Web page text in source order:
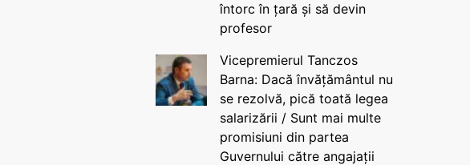
întorc în țară și să devin
profesor
Vicepremierul Tanczos
Barna: Dacă învățământul nu
se rezolvă, pică toată legea
salarizării / Sunt mai multe
promisiuni din partea
Guvernului către angajații